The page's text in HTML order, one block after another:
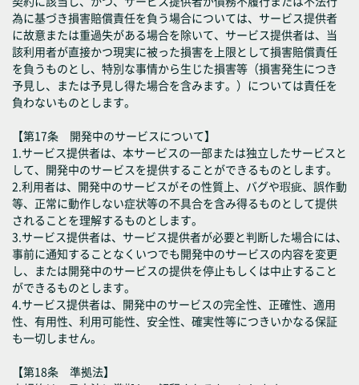
為に基づき損害賠償責任を負う場合については、サービス提供者
に故意または重過失がある場合を除いて、サービス提供者は、当
該利用者が直接かつ現実に被った損害を上限として損害賠償責任
を負うものとし、特別な事情から生じた損害等（損害発生につき
予見し、または予見し得た場合を含みます。）については責任を
負わないものとします。
【第17条 開発中のサービスについて】
1.サービス提供者は、本サービスの一部または独立したサービスと
して、開発中のサービスを提供することができるものとします。
2.利用者は、開発中のサービスがその性質上、バグや瑕疵、誤作動
等、正常に動作しない症状等の不具合を含み得るものとして提供
されることを理解するものとします。
3.サービス提供者は、サービス提供者が必要と判断した場合には、
事前に通知することなくいつでも開発中のサービスの内容を変更
し、または開発中のサービスの提供を停止もしくは中止すること
ができるものとします。
4.サービス提供者は、開発中のサービスの完全性、正確性、適用
性、有用性、利用可能性、安全性、確実性等につきいかなる保証
も一切しません。
【第18条 準拠法】